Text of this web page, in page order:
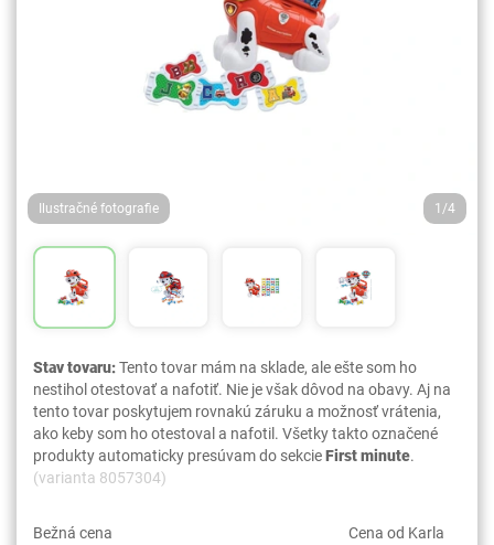
Ilustračné fotografie 1/4
Stav tovaru:Tento tovar mám na sklade, ale ešte som ho
nestihol otestovať a nafotiť. Nie je však dôvod na obavy. Aj na
tento tovar poskytujem rovnakú záruku a možnosť vrátenia,
ako keby som ho otestoval a nafotil. Všetky takto označené
produkty automaticky presúvam do sekcieFirst minute.
(varianta 8057304)
Bežná cena Cena od Karla